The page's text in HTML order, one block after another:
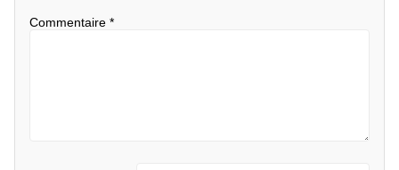
Commentaire *